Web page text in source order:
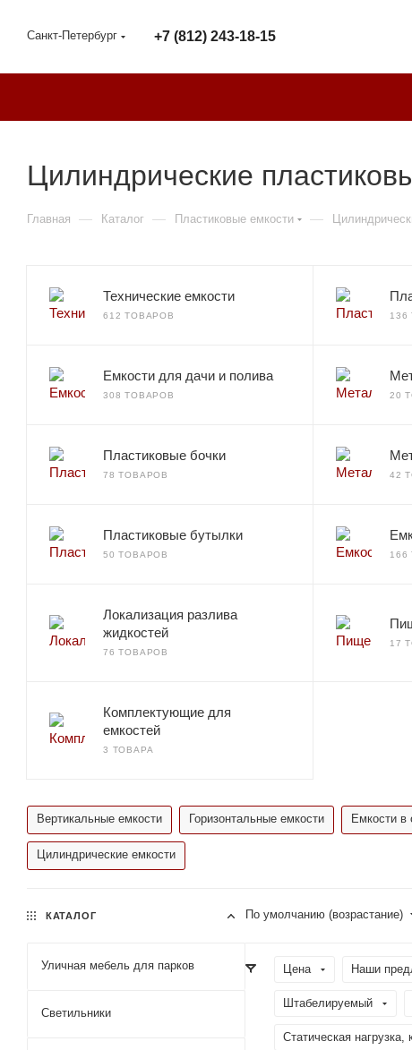
Санкт-Петербург +7 (812) 243-18-15
Цилиндрические
Главная — Каталог — Пластиковые емкости —
Технические емкости
612 ТОВАРОВ 136
Емкости для дачи и полива
308 ТОВАРОВ 20
Пластиковые бочки
78 ТОВАРОВ 42
Пластиковые бутылки
50 ТОВАРОВ 166
Локализация разлива
жидкостей
76 ТОВАРОВ
17
Комплектующие для
емкостей
3 ТОВАРА
Вертикальные емкости Горизонтальные емкости Емкости в
Цилиндрические емкости
По умолчанию (возрастание)
Цена Наши
Штабелируемый
Статическая нагрузка,
КАТАЛОГ
Уличная мебель для парков
Светильники